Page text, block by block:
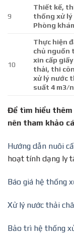
9
Thiết kế,
thống xử lý
Phòng
10
Thực hiện
chủ nguồn
xin cấp
thải, thi
xử lý nước
suất 4 m3/
Để tìm hiểu thêm
nên tham khảo
Hướng dẫn nuôi
hoạt tính dạng ly
Báo giá hệ thống
Xử lý nước thải
Bảo trì hệ thống